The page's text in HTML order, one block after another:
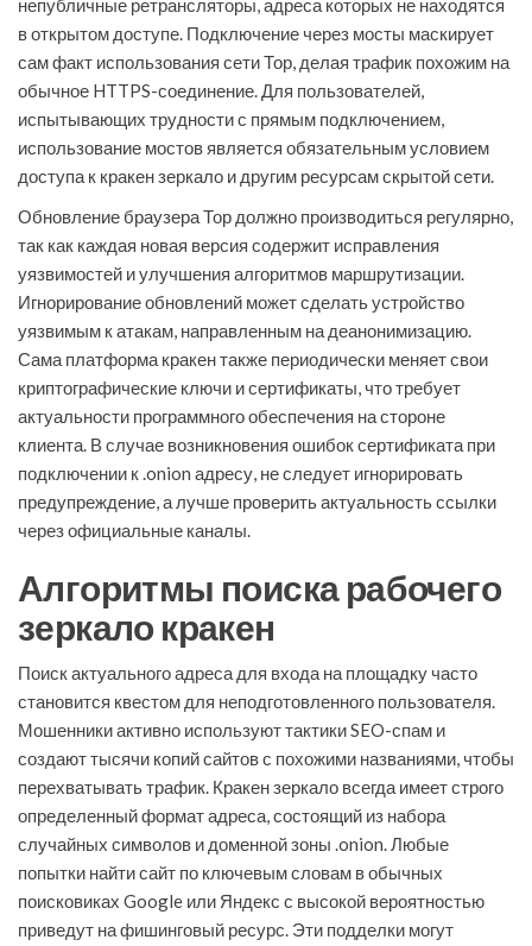
непубличные ретрансляторы, адреса которых не находятся
в открытом доступе. Подключение через мосты маскирует
сам факт использования сети Тор, делая трафик похожим на
обычное HTTPS-соединение. Для пользователей,
испытывающих трудности с прямым подключением,
использование мостов является обязательным условием
доступа к кракен зеркало и другим ресурсам скрытой сети.
Обновление браузера Тор должно производиться регулярно,
так как каждая новая версия содержит исправления
уязвимостей и улучшения алгоритмов маршрутизации.
Игнорирование обновлений может сделать устройство
уязвимым к атакам, направленным на деанонимизацию.
Сама платформа кракен также периодически меняет свои
криптографические ключи и сертификаты, что требует
актуальности программного обеспечения на стороне
клиента. В случае возникновения ошибок сертификата при
подключении к .onion адресу, не следует игнорировать
предупреждение, а лучше проверить актуальность ссылки
через официальные каналы.
Алгоритмы поиска рабочего
зеркало кракен
Поиск актуального адреса для входа на площадку часто
становится квестом для неподготовленного пользователя.
Мошенники активно используют тактики SEO-спам и
создают тысячи копий сайтов с похожими названиями, чтобы
перехватывать трафик. Кракен зеркало всегда имеет строго
определенный формат адреса, состоящий из набора
случайных символов и доменной зоны .onion. Любые
попытки найти сайт по ключевым словам в обычных
поисковиках Google или Яндекс с высокой вероятностью
приведут на фишинговый ресурс. Эти подделки могут